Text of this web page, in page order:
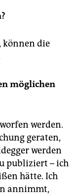
können die
möglichen
werden.
geraten,
werden
publiziert – ich
hätte. Ich
annimmt,